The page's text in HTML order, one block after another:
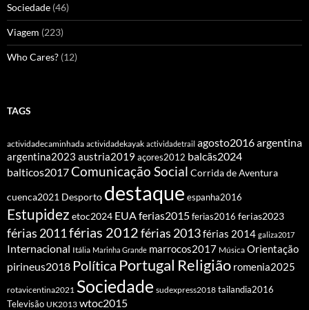
Sociedade (46)
Viagem (223)
Who Cares? (12)
TAGS
actividadecaminhada actividadekayak actividadetrail agosto2016argentina
argentina2023 austria2019 açores2012 balcãs2024
balticos2017Comunicação Social Corrida de Aventura
cuenca2021 Desporto destaque espanha2016
Estupidez etoc2024 EUAferias2015ferias2016 ferias2023
férias 2011férias 2012férias 2013férias 2014 galiza2017
Internacional Itália Marinha Grande marrocos2017 Música Orientação
pirineus2018 Política Portugal Religião romenia2025
rotavicentina2021 Sociedade sudexpress2018 tailandia2016
Televisão UK2013 wtoc2015